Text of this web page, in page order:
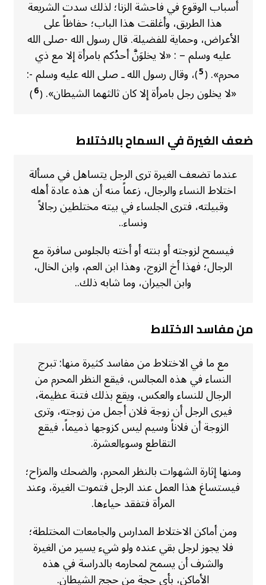
أسباب الوقوع في فاحشة الزنا؛ لذلك سدت الشريعة
هذا الطريق، وأغلقت هذا الباب؛ حفاظاً على
الأعراض، وحماية للفضيلة. قال رسول الله -صلى الله
عليه وسلم – : «لا يخلوَنَّ أحدُكم بامرأة إلا مع ذي
محرم».(
5
)، وقال رسول الله ـ صلى الله عليه وسلم -:
«لا يخلون رجل بامرأة إلا كان ثالثهما الشيطان».(
6
)
ضعف الغيرة في السماح بالاختلاط
عندما تضعف الغيرة ترى الرجل يتساهل في مسألة
اختلاط النساء والرجال، زعماً منه أن هذه عادة أهله
وقبيلته، فترى الجلساء في بيته مختلطين رجالاً
ونساء..
فيسمح لزوجته أو بنته أو أخته بالجلوس سافرة مع
الرجال؛ فهذا أخ الزوج، وهذا ابن العم، وابن الخال،
وابن الجيران، وما شابه ذلك..
من مفاسد الاختلاط
مع ما في الاختلاط من مفاسد كثيرة منها: تبرج
النساء في هذه المجالس، فيقع النظر المحرم من
الرجال للنساء والعكس، ويقع بذلك فتنة عظيمة،
فيرى الرجل أن زوجة فلان أجمل من زوجته، وترى
الزوجة أن فلاناً وسيم ليس كزوجها ذميماً، فيقع
التقاطع وسوءالعشرة.
ومنها إثارة الشهوات بالنظر المحرم، والضحك والمزاح؛
فيستساغ هذا العمل عند الرجل فتموت الغيرة، وعند
المرأة فتفقد حياءها.
ومن أماكن الاختلاط المدارس والجامعات المختلطة؛
فلا يجوز لرجل بقي عنده ولو شيء يسير من الغيرة
والشرف أن يسمح لمحارمه بالدراسة في هذه
الأماكن، بأي حجة من حجج الشيطان.